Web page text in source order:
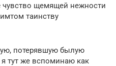
чувство щемящей нежности
таинству
потерявшую былую
я тут же вспоминаю как